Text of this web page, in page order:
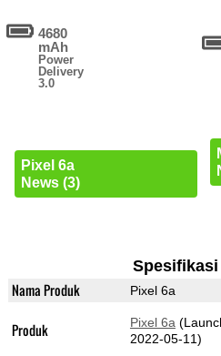
4680
mAh
Power
Delivery
3.0
Pixel 6a
News (3)
Nama Produk Pixel 6a
Produk Pixel 6a
2022-05-11)